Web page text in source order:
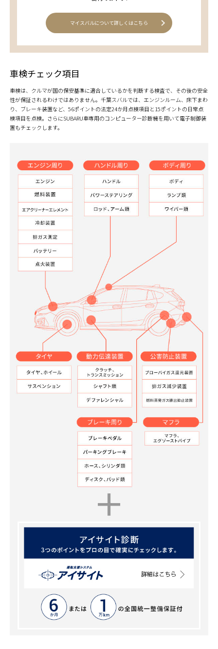
マイスバルについて詳しくはこちら
車検チェック項目
車検は、クルマが国の保安基準に適合しているかを判断する検査で、その後の安全
性が保証されるわけではありません。千葉スバルでは、エンジンルーム、床下まわ
り、ブレーキ装置など、56ポイントの法定24か月点検項目と15ポイントの日常点
検項目を点検。さらにSUBARU車専用のコンピューター診断機を用いて電子制御装
置もチェックします。